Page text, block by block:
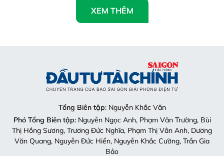
XEM THÊM
Tổng Biên tập: Nguyễn Khắc Văn
Phó Tổng Biên tập:Nguyễn Ngọc Anh, Phạm Văn Trường, Bùi
Thị Hồng Sương, Trương Đức Nghĩa, Phạm Thị Vân Anh, Dương
Văn Quang, Nguyễn Đức Hiển, Nguyễn Khắc Cường, Trần Gia
Bảo